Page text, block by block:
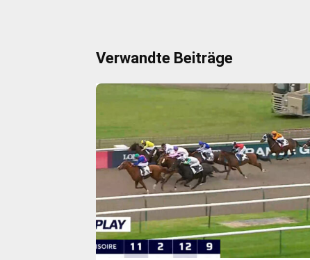
Verwandte Beiträge